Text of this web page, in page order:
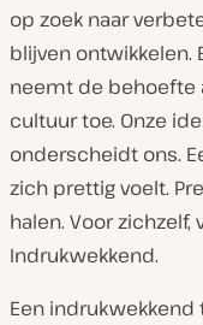
op zoek naar
blijven ontwikkelen.
neemt de behoefte
cultuur toe. Onze
onderscheidt ons.
zich prettig voelt.
halen. Voor
Indrukwekkend.
Een indrukwekkend